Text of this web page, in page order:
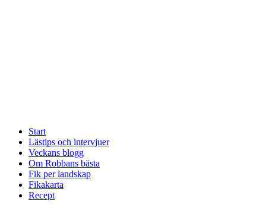
Start
Lästips och intervjuer
Veckans blogg
Om Robbans bästa
Fik per landskap
Fikakarta
Recept